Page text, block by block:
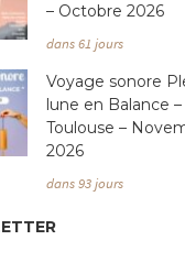
– Octobre 2026
dans 61 jours
Voyage sonore
lune en Balance –
Toulouse –
2026
dans 93 jours